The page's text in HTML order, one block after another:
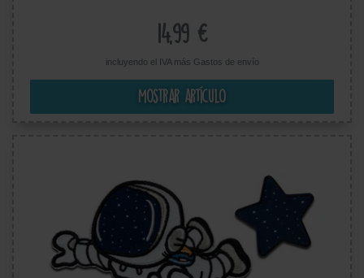
14,99 €
incluyendo el IVA más Gastos de envío
Mostrar artículo